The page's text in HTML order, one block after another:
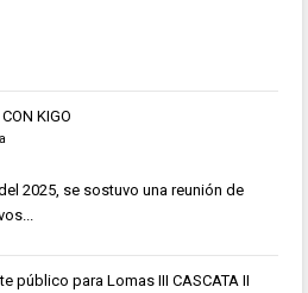
KIGO
2025, se sostuvo una reunión de
público para Lomas III CASCATA II